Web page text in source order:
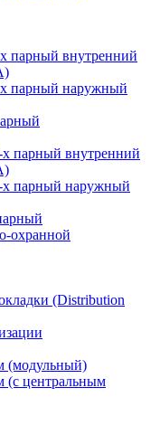
парный внутренний
парный наружный
парный внутренний
х парный наружный
охранной
(Distribution
(модульный)
(с центральным